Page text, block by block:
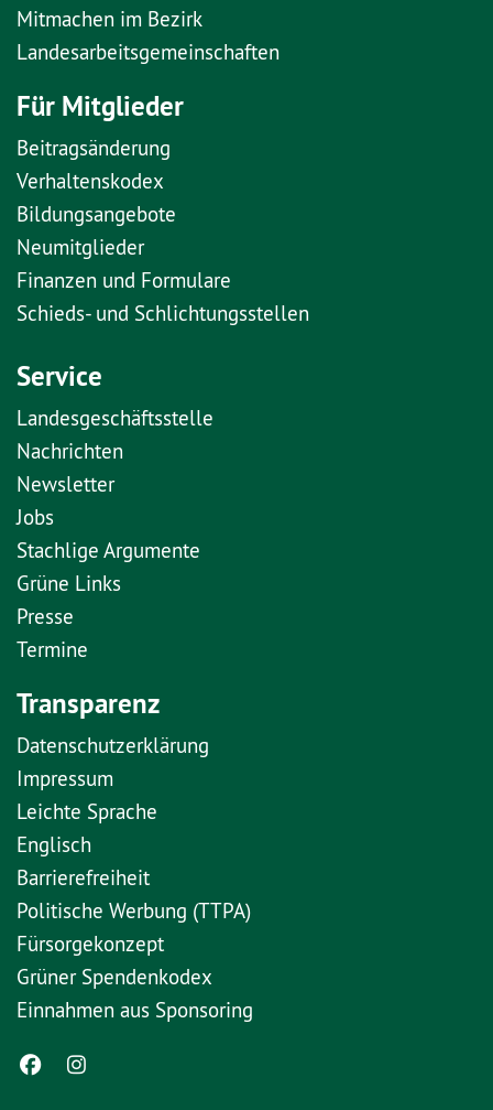
Mitmachen im Bezirk
Landesarbeitsgemeinschaften
Für Mitglieder
Beitragsänderung
Verhaltenskodex
Bildungsangebote
Neumitglieder
Finanzen und Formulare
Schieds- und Schlichtungsstellen
Service
Landesgeschäftsstelle
Nachrichten
Newsletter
Jobs
Stachlige Argumente
Grüne Links
Presse
Termine
Transparenz
Datenschutzerklärung
Impressum
Leichte Sprache
Englisch
Barrierefreiheit
Politische Werbung (TTPA)
Fürsorgekonzept
Grüner Spendenkodex
Einnahmen aus Sponsoring